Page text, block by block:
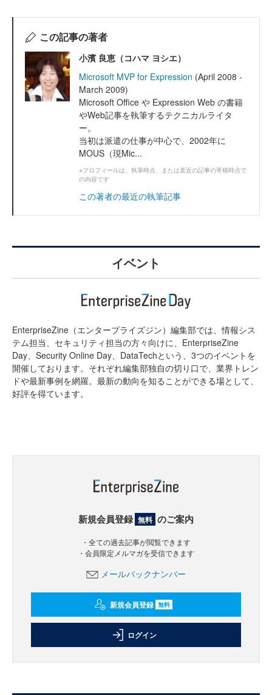
この記事の著者
小濱 良恵（コハマ ヨシエ）
Microsoft MVP for Expression (April 2008 -
March 2009)
Microsoft Office や Expression Web の書籍
やWeb記事を執筆するテクニカルライタ
ー。
当初は派遣の仕事が中心で、2002年に
MOUS（現Mic...
※プロフィールは、執筆時点、または直近の記事の寄稿時点で
の内容です
この著者の最近の執筆記事
イベント
EnterpriseZine（エンタープライズジン）編集部では、情報シス
テム担当、セキュリティ担当の方々向けに、EnterpriseZine
Day、Security Online Day、DataTechという、3つのイベントを
開催しております。それぞれ編集部独自の切り口で、業界トレン
ドや最新事例を網羅。最新の動向を知ることができる場として、
好評を得ています。
新規会員登録 無料 のご案内
・全ての過去記事が閲覧できます
・会員限定メルマガを受信できます
メールバックナンバー
新規会員登録 無料
ログイン